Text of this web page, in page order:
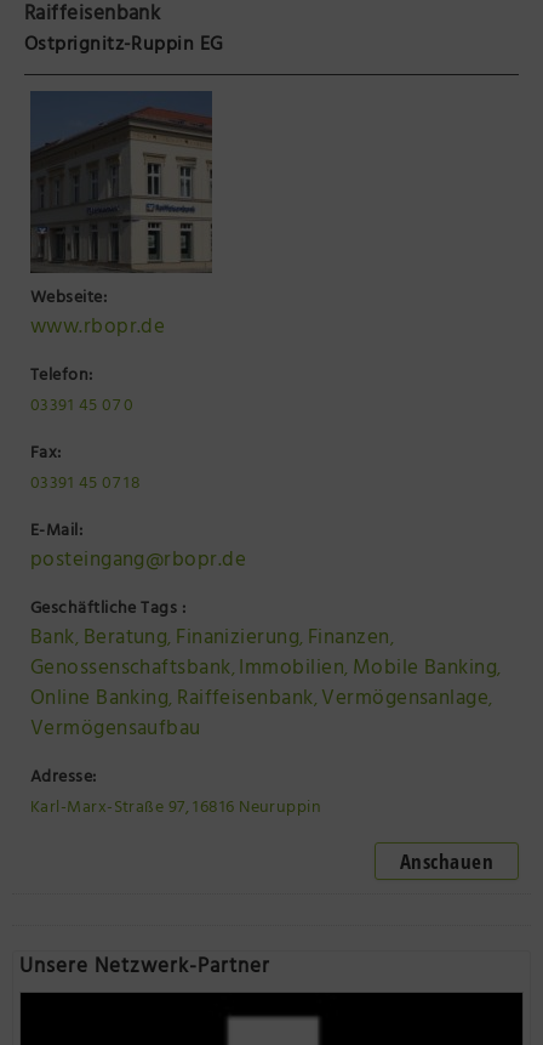
Präsenzstelle Prignitz Standort Neuruppin
Museum Neuruppin
Brandenburg-Preußen Museum Wustrau
Wegemuseum Wusterhausen/Dosse
Raiffeisenbank
Ostprignitz-Ruppin EG
Webseite:
www.rbopr.de
Telefon:
03391 45 07 0
Fax:
03391 45 07 18
E-Mail:
posteingang@rbopr.de
Geschäftliche Tags :
Bank, Beratung, Finanizierung, Finanzen,
Genossenschaftsbank,Immobilien, Mobile Banking,
Online Banking, Raiffeisenbank,Vermögensanlage,
Vermögensaufbau
Adresse:
Karl-Marx-Straße 97, 16816 Neuruppin
Anschauen
Unsere Netzwerk-Partner